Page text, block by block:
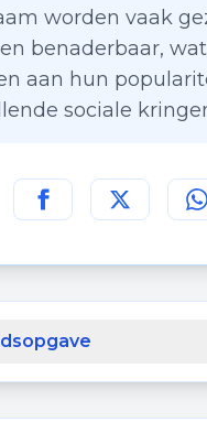
worden vaak
benaderbaar,
aan hun
sociale
Deel deze pagina
Deel